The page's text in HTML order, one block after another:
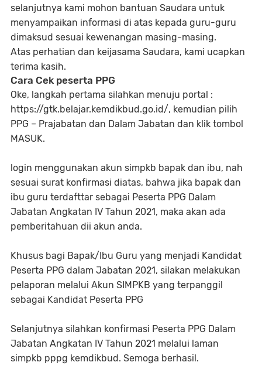
selanjutnya kami mohon bantuan Saudara untuk
menyampaikan informasi di atas kepada guru-guru
dimaksud sesuai kewenangan masing-masing.
Atas perhatian dan keijasama Saudara, kami ucapkan
terima kasih.
Cara Cek peserta PPG
Oke, langkah pertama silahkan menuju portal :
https://gtk.belajar.kemdikbud.go.id/, kemudian pilih
PPG – Prajabatan dan Dalam Jabatan dan klik tombol
MASUK.
login menggunakan akun simpkb bapak dan ibu, nah
sesuai surat konfirmasi diatas, bahwa jika bapak dan
ibu guru terdafttar sebagai Peserta PPG Dalam
Jabatan Angkatan IV Tahun 2021, maka akan ada
pemberitahuan dii akun anda.
Khusus bagi Bapak/Ibu Guru yang menjadi Kandidat
Peserta PPG dalam Jabatan 2021, silakan melakukan
pelaporan melalui Akun SIMPKB yang terpanggil
sebagai Kandidat Peserta PPG
Selanjutnya silahkan konfirmasi Peserta PPG Dalam
Jabatan Angkatan IV Tahun 2021 melalui laman
simpkb pppg kemdikbud. Semoga berhasil.